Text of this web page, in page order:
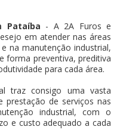
Pataíba - A 2A Furos e
em atender nas áreas
na manutenção industrial,
forma preventiva, preditiva
para cada área.
traz consigo uma vasta
prestação de serviços nas
industrial, com o
e custo adequado a cada